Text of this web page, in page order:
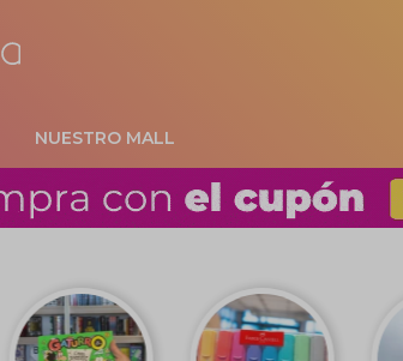
NUESTRO MALL